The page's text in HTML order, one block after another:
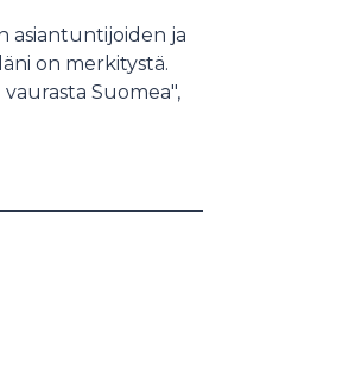
asiantuntijoiden ja
on merkitystä.
Suomea",